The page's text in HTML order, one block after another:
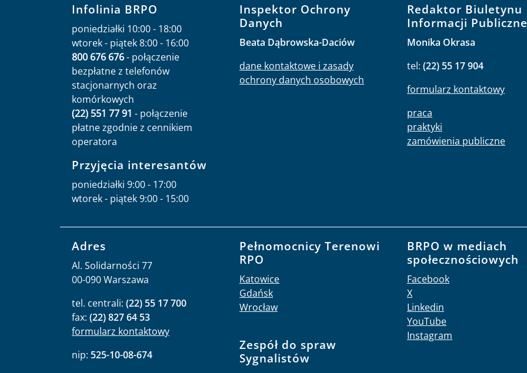
Infolinia BRPO
poniedziałki 10:00 - 18:00
wtorek - piątek 8:00 - 16:00
800 676 676- połączenie
bezpłatne z telefonów
stacjonarnych oraz
komórkowych
(22) 551 77 91 - połączenie
płatne zgodnie z cennikiem
operatora
Przyjęcia interesantów
poniedziałki 9:00 - 17:00
wtorek - piątek 9:00 - 15:00
Inspektor Ochrony
Danych
Beata Dąbrowska-Daciów
dane kontaktowe i zasady
ochrony danych osobowych
Redaktor Biuletynu
Informacji
Monika Okrasa
tel: (22) 55 17 904
formularz kontaktowy
praca
praktyki
zamówienia publiczne
Adres
Al. Solidarności 77
00-090 Warszawa
tel. centrali: (22) 55 17 700
fax: (22) 827 64 53
formularz kontaktowy
nip: 525-10-08-674
Pełnomocnicy Terenowi
RPO
Katowice
Gdańsk
Wrocław
Zespół do spraw
Sygnalistów
BRPO w mediach
społecznościowych
Facebook
X
Linkedin
YouTube
Instagram